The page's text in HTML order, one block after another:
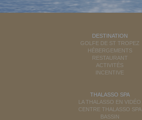
DESTINATION
GOLFE DE ST TROPEZ
HÉBERGEMENTS
RESTAURANT
ACTIVITÉS
INCENTIVE
THALASSO SPA
LA THALASSO EN VIDÉO
CENTRE THALASSO SPA
BASSIN